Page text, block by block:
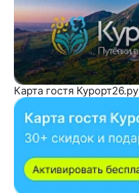
Карта гостя Курорт26.ру